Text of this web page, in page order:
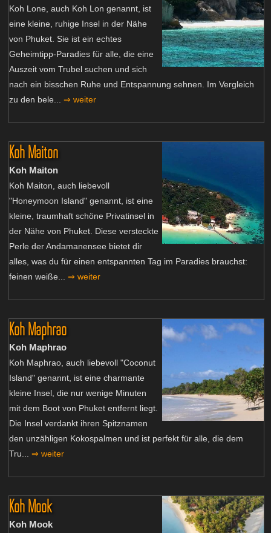
Koh Lone, auch Koh Lon genannt, ist
eine kleine, ruhige Insel in der Nähe
von Phuket. Sie ist ein echtes
Geheimtipp-Paradies für alle, die eine
Auszeit vom Trubel suchen und sich
nach ein bisschen Ruhe und Entspannung sehnen. Im Vergleich
zu den bele... ⇒ weiter
Koh Maiton
Koh Maiton
Koh Maiton, auch liebevoll
"Honeymoon Island" genannt, ist eine
kleine, traumhaft schöne Privatinsel in
der Nähe von Phuket. Diese versteckte
Perle der Andamanensee bietet dir
alles, was du für einen entspannten Tag im Paradies brauchst:
feinen weiße... ⇒ weiter
Koh Maphrao
Koh Maphrao
Koh Maphrao, auch liebevoll "Coconut
Island" genannt, ist eine charmante
kleine Insel, die nur wenige Minuten
mit dem Boot von Phuket entfernt liegt.
Die Insel verdankt ihren Spitznamen
den unzähligen Kokospalmen und ist perfekt für alle, die dem
Tru... ⇒ weiter
Koh Mook
Koh Mook